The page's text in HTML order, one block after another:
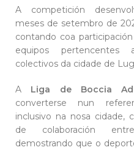
A competición
meses de setembro de
contando coa
equipos pertencentes
colectivos da cidade de
A Liga de Boccia
converterse nun
inclusivo na nosa cidade,
de colaboración
demostrando que o